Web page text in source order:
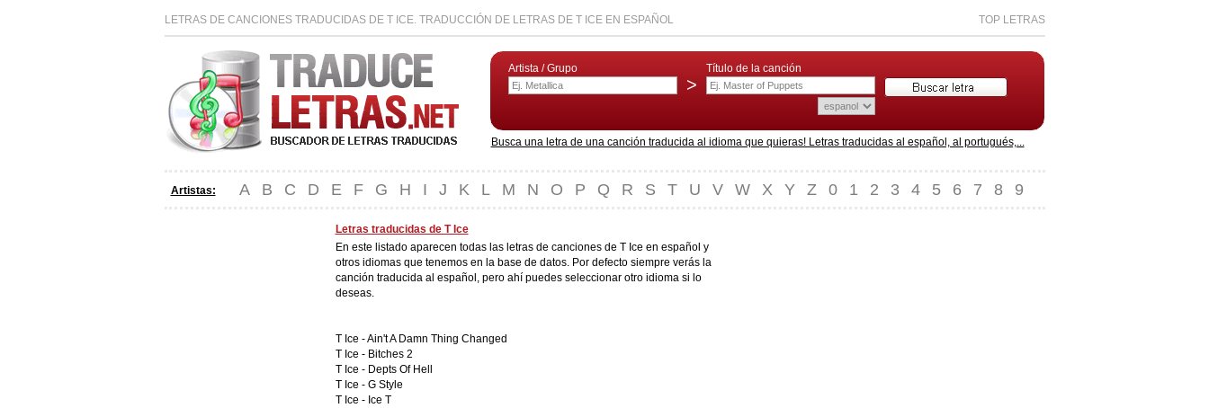
LETRAS DE CANCIONES TRADUCIDAS DE T ICE. TRADUCCIÓN DE LETRAS DE T ICE EN ESPAÑOL TOP LETRAS
Artista / Grupo
>
Título de la canción
Busca una letra de una canción traducida al idioma que quieras! Letras traducidas al español, al portugués,...
Artistas: A B C D E F G H I J K L M N O P Q R S T U V W X Y Z 0 1 2 3 4 5 6 7 8 9
Letras traducidas de T Ice
En este listado aparecen todas las letras de canciones de T Ice en español y
otros idiomas que tenemos en la base de datos. Por defecto siempre verás la
canción traducida al español, pero ahí puedes seleccionar otro idioma si lo
deseas.
T Ice -Ain't A Damn Thing Changed
T Ice - Bitches 2
T Ice - Depts Of Hell
T Ice - G Style
T Ice - Ice T